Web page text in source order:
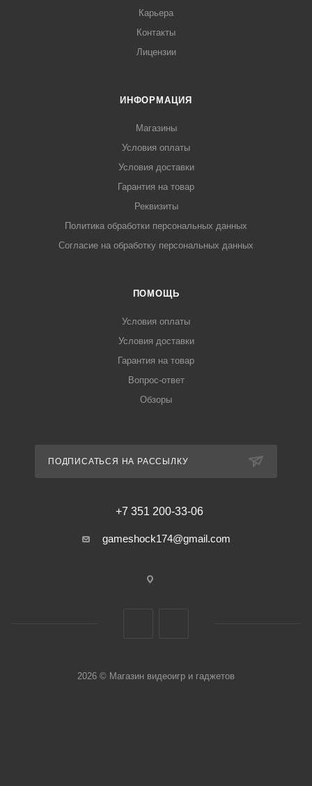
Карьера
Контакты
Лицензии
ИНФОРМАЦИЯ
Магазины
Условия оплаты
Условия доставки
Гарантия на товар
Реквизиты
Политика обработки персональных данных
Согласие на обработку персональных данных
ПОМОЩЬ
Условия оплаты
Условия доставки
Гарантия на товар
Вопрос-ответ
Обзоры
ПОДПИСАТЬСЯ НА РАССЫЛКУ
+7 351 200-33-06
gameshock174@gmail.com
2026 © Магазин видеоигр и гаджетов